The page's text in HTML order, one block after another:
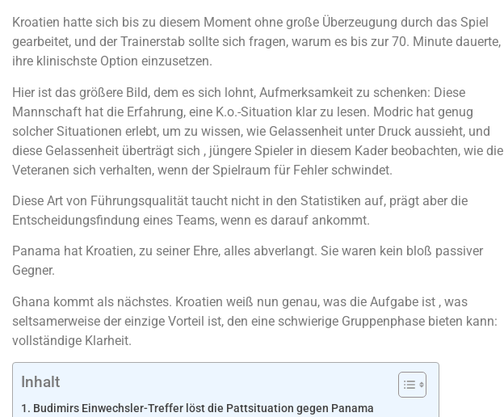
Kroatien hatte sich bis zu diesem Moment ohne große Überzeugung durch das Spiel
gearbeitet, und der Trainerstab sollte sich fragen, warum es bis zur 70. Minute dauerte,
ihre klinischste Option einzusetzen.
Hier ist das größere Bild, dem es sich lohnt, Aufmerksamkeit zu schenken: Diese
Mannschaft hat die Erfahrung, eine K.o.-Situation klar zu lesen. Modric hat genug
solcher Situationen erlebt, um zu wissen, wie Gelassenheit unter Druck aussieht, und
diese Gelassenheit überträgt sich , jüngere Spieler in diesem Kader beobachten, wie die
Veteranen sich verhalten, wenn der Spielraum für Fehler schwindet.
Diese Art von Führungsqualität taucht nicht in den Statistiken auf, prägt aber die
Entscheidungsfindung eines Teams, wenn es darauf ankommt.
Panama hat Kroatien, zu seiner Ehre, alles abverlangt. Sie waren kein bloß passiver
Gegner.
Ghana kommt als nächstes. Kroatien weiß nun genau, was die Aufgabe ist , was
seltsamerweise der einzige Vorteil ist, den eine schwierige Gruppenphase bieten kann:
vollständige Klarheit.
Inhalt
Budimirs Einwechsler-Treffer löst die Pattsituation gegen Panama